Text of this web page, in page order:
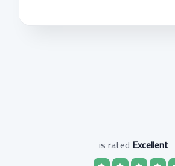
is rated Excellent